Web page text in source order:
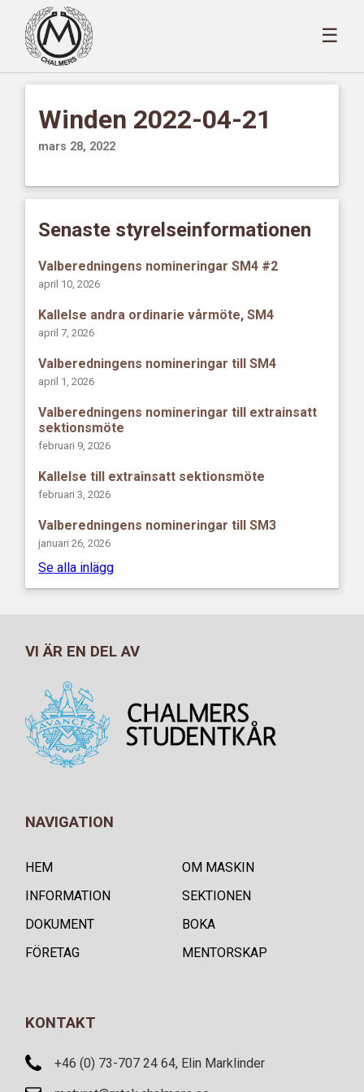
☰
Winden 2022-04-21
mars 28, 2022
Senaste styrelseinformationen
Valberedningens nomineringar SM4 #2
april 10, 2026
Kallelse andra ordinarie vårmöte, SM4
april 7, 2026
Valberedningens nomineringar till SM4
april 1, 2026
Valberedningens nomineringar till extrainsatt
sektionsmöte
februari 9, 2026
Kallelse till extrainsatt sektionsmöte
februari 3, 2026
Valberedningens nomineringar till SM3
januari 26, 2026
Se alla inlägg
VI ÄR EN DEL AV
NAVIGATION
HEM
OM MASKIN
INFORMATION
SEKTIONEN
DOKUMENT
BOKA
FÖRETAG
MENTORSKAP
KONTAKT
+46 (0) 73-707 24 64, Elin Marklinder